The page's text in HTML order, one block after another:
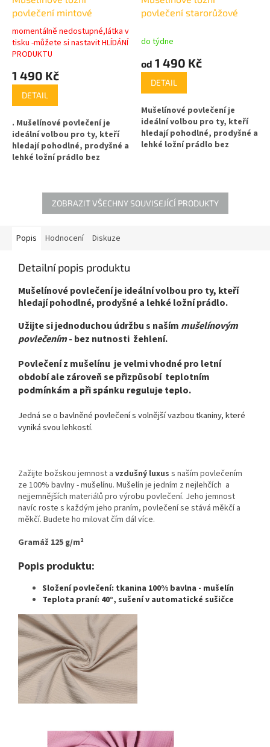
povlečení mintové
Průměrné
hodnocení
je
hvězdiček.
momentálně nedostupné,látka v
tisku -můžete si nastavit HLÍDÁNÍ
PRODUKTU
1 490 Kč
DETAIL
. Mušelínové povlečení je
ideální volbou pro ty, kteří
hledají pohodlné, prodyšné a
lehké ložní prádlo bez
bavlna - mušelín s volnější
vazbou tkaniny, které vyniká
svou lehkostí. Při spánku
(gramáž) tkaniny je 140g/m2.
povlečení starorůžové
do týdne
od 1 490 Kč
DETAIL
Mušelínové povlečení je
ideální volbou pro ty, kteří
hledají pohodlné, prodyšné a
lehké ložní prádlo bez
vazbou tkaniny, které vyniká
svou lehkostí. Při spánku
reguluje teplo.. Plošná
ZOBRAZIT VŠECHNY SOUVISEJÍCÍ PRODUKTY
Popis Hodnocení Diskuze
Detailní popis produktu
Mušelínové povlečení je ideální volbou pro ty, kteří
hledají pohodlné, prodyšné a lehké ložní prádlo.
Užijte si jednoduchou údržbu s naším mušelínovým
povlečením- bez nutnosti žehlení.
Povlečení z mušelínu je velmi vhodné pro letní
období ale zároveň se přizpůsobí teplotním
podmínkám a při spánku reguluje teplo.
Jedná se o bavlněné povlečení s volnější vazbou tkaniny, které
vyniká svou lehkostí.
Zažijte božskou jemnost a vzdušný luxus s naším povlečením
ze 100% bavlny - mušelínu. Mušelín je jedním z nejlehčích a
nejjemnějších materiálů pro výrobu povlečení. Jeho jemnost
navíc roste s každým jeho praním, povlečení se stává měkčí a
měkčí. Budete ho milovat čím dál více.
Gramáž 125 g/m²
Popis produktu:
Složení povlečení: tkanina 100% bavlna - mušelín
Teplota praní: 40°, sušení v automatické sušičce